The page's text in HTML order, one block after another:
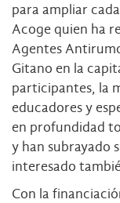
para ampliar
Acoge quien ha
Agentes
Gitano en la
participantes, la
educadores y
en profundidad
y han subrayado
interesado
Con la